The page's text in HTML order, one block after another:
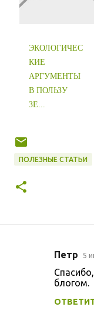
ЭКОЛОГИЧЕС
КИЕ
АРГУМЕНТЫ
В ПОЛЬЗУ
ЗЕ...
ПОЛЕЗНЫЕ СТАТЬИ
Петр 5
блогом.